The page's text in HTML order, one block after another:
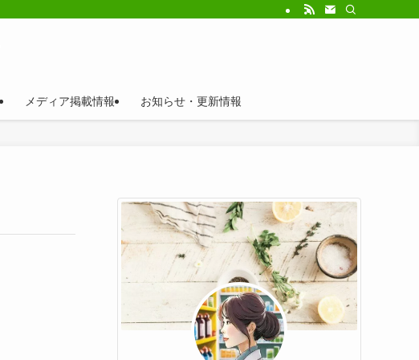
メディア掲載情報 お知らせ・更新情報